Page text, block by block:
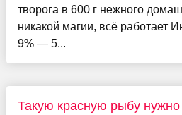
творога в 600 г нежного
никакой магии, всё работает
9% — 5...
Такую красную рыбу нужно